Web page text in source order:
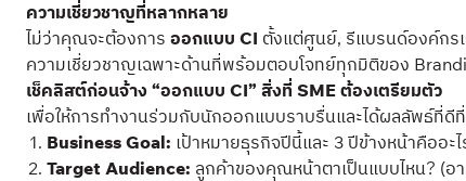
ความเชี่ยวชาญที่หลากหลาย
ไม่ว่าคุณจะต้องการ ออกแบบ CI ตั้งแต่ศูนย์, รีแบรนด์องค์กร
ความเชี่ยวชาญเฉพาะด้านที่พร้อมตอบโจทย์ทุกมิติของ
เช็คลิสต์ก่อนจ้าง “ออกแบบ CI” สิ่งที่ SME ต้องเตรียมตัว
เพื่อให้การทำงานร่วมกับนักออกแบบราบรื่นและได้ผลลัพธ์ที่
Business Goal: เป้าหมายธุรกิจปีนี้และ 3 ปีข้างหน้าคืออะไ
Target Audience: ลูกค้าของคุณหน้าตาเป็นแบบไหน? (อ